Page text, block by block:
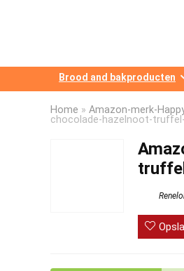
Brood and bakproducten
Home » Amazon-merk-
chocolade-hazelnoot-